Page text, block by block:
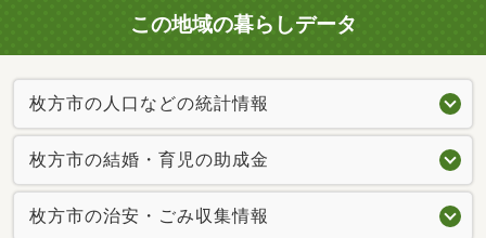
この地域の暮らしデータ
枚方市の人口などの統計情報
枚方市の結婚・育児の助成金
枚方市の治安・ごみ収集情報